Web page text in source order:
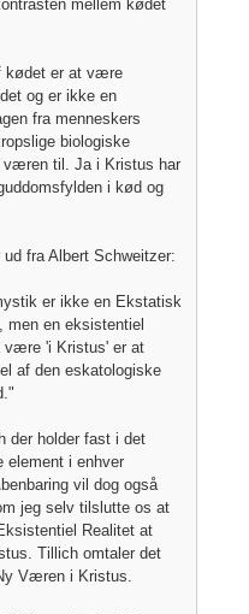
mellem kødet
kødet er at være
og er ikke en
fra menneskers
biologiske
til. Ja i Kristus har
i kød og
ud fra Albert Schweitzer:
er ikke en Ekstatisk
men en eksistentiel
være 'i Kristus' er at
af den eskatologiske
der holder fast i det
element i enhver
vil dog også
jeg selv tilslutte os at
Realitet at
Tillich omtaler det
Væren i Kristus.